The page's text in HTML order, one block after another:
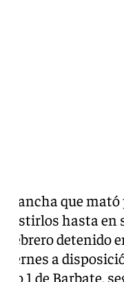
que
hasta en
febrero
viernes a
1 de Barbate,